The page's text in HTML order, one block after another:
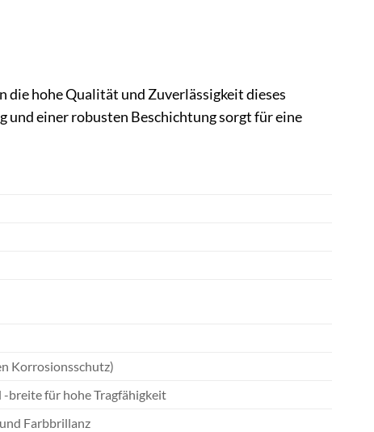
die hohe Qualität und Zuverlässigkeit dieses
einer robusten Beschichtung sorgt für eine
Korrosionsschutz)
breite für hohe Tragfähigkeit
Farbbrillanz